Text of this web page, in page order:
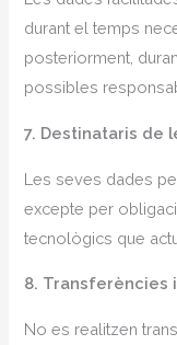
durant el temps
posteriorment,
possibles
7. Destinataris de
Les seves dades
excepte per
tecnològics que
8. Transferències
No es realitzen